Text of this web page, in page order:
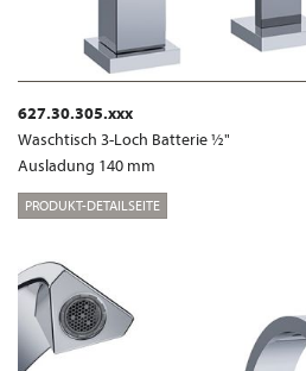
627.30.305.xxx
Waschtisch 3-Loch Batterie ½"
Ausladung 140 mm
PRODUKT-DETAILSEITE